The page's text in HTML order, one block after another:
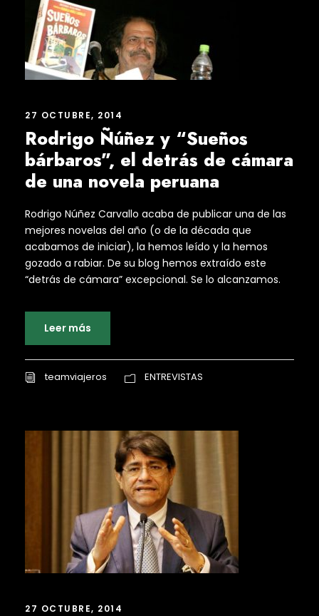
27 OCTUBRE, 2014
Rodrigo Ñúñez y “Sueños
bárbaros”, el detrás de cámara
de una novela peruana
Rodrigo Núñez Carvallo acaba de publicar una de las
mejores novelas del año (o de la década que
acabamos de iniciar), la hemos leído y la hemos
gozado a rabiar. De su blog hemos extraído este
“detrás de cámara” excepcional. Se lo alcanzamos.
Leer más
teamviajeros ENTREVISTAS
27 OCTUBRE, 2014